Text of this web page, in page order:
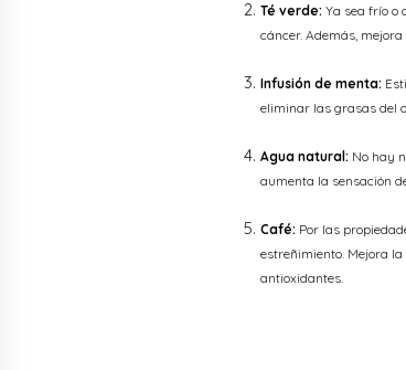
Té verde: Ya sea frío o
cáncer. Además,
Infusión de menta:
eliminar las grasas del
Agua natural: No hay
aumenta la sensación
Café: Por las
estreñimiento. Mejora
antioxidantes.